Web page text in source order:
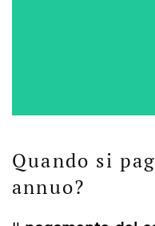
Quando si
annuo?